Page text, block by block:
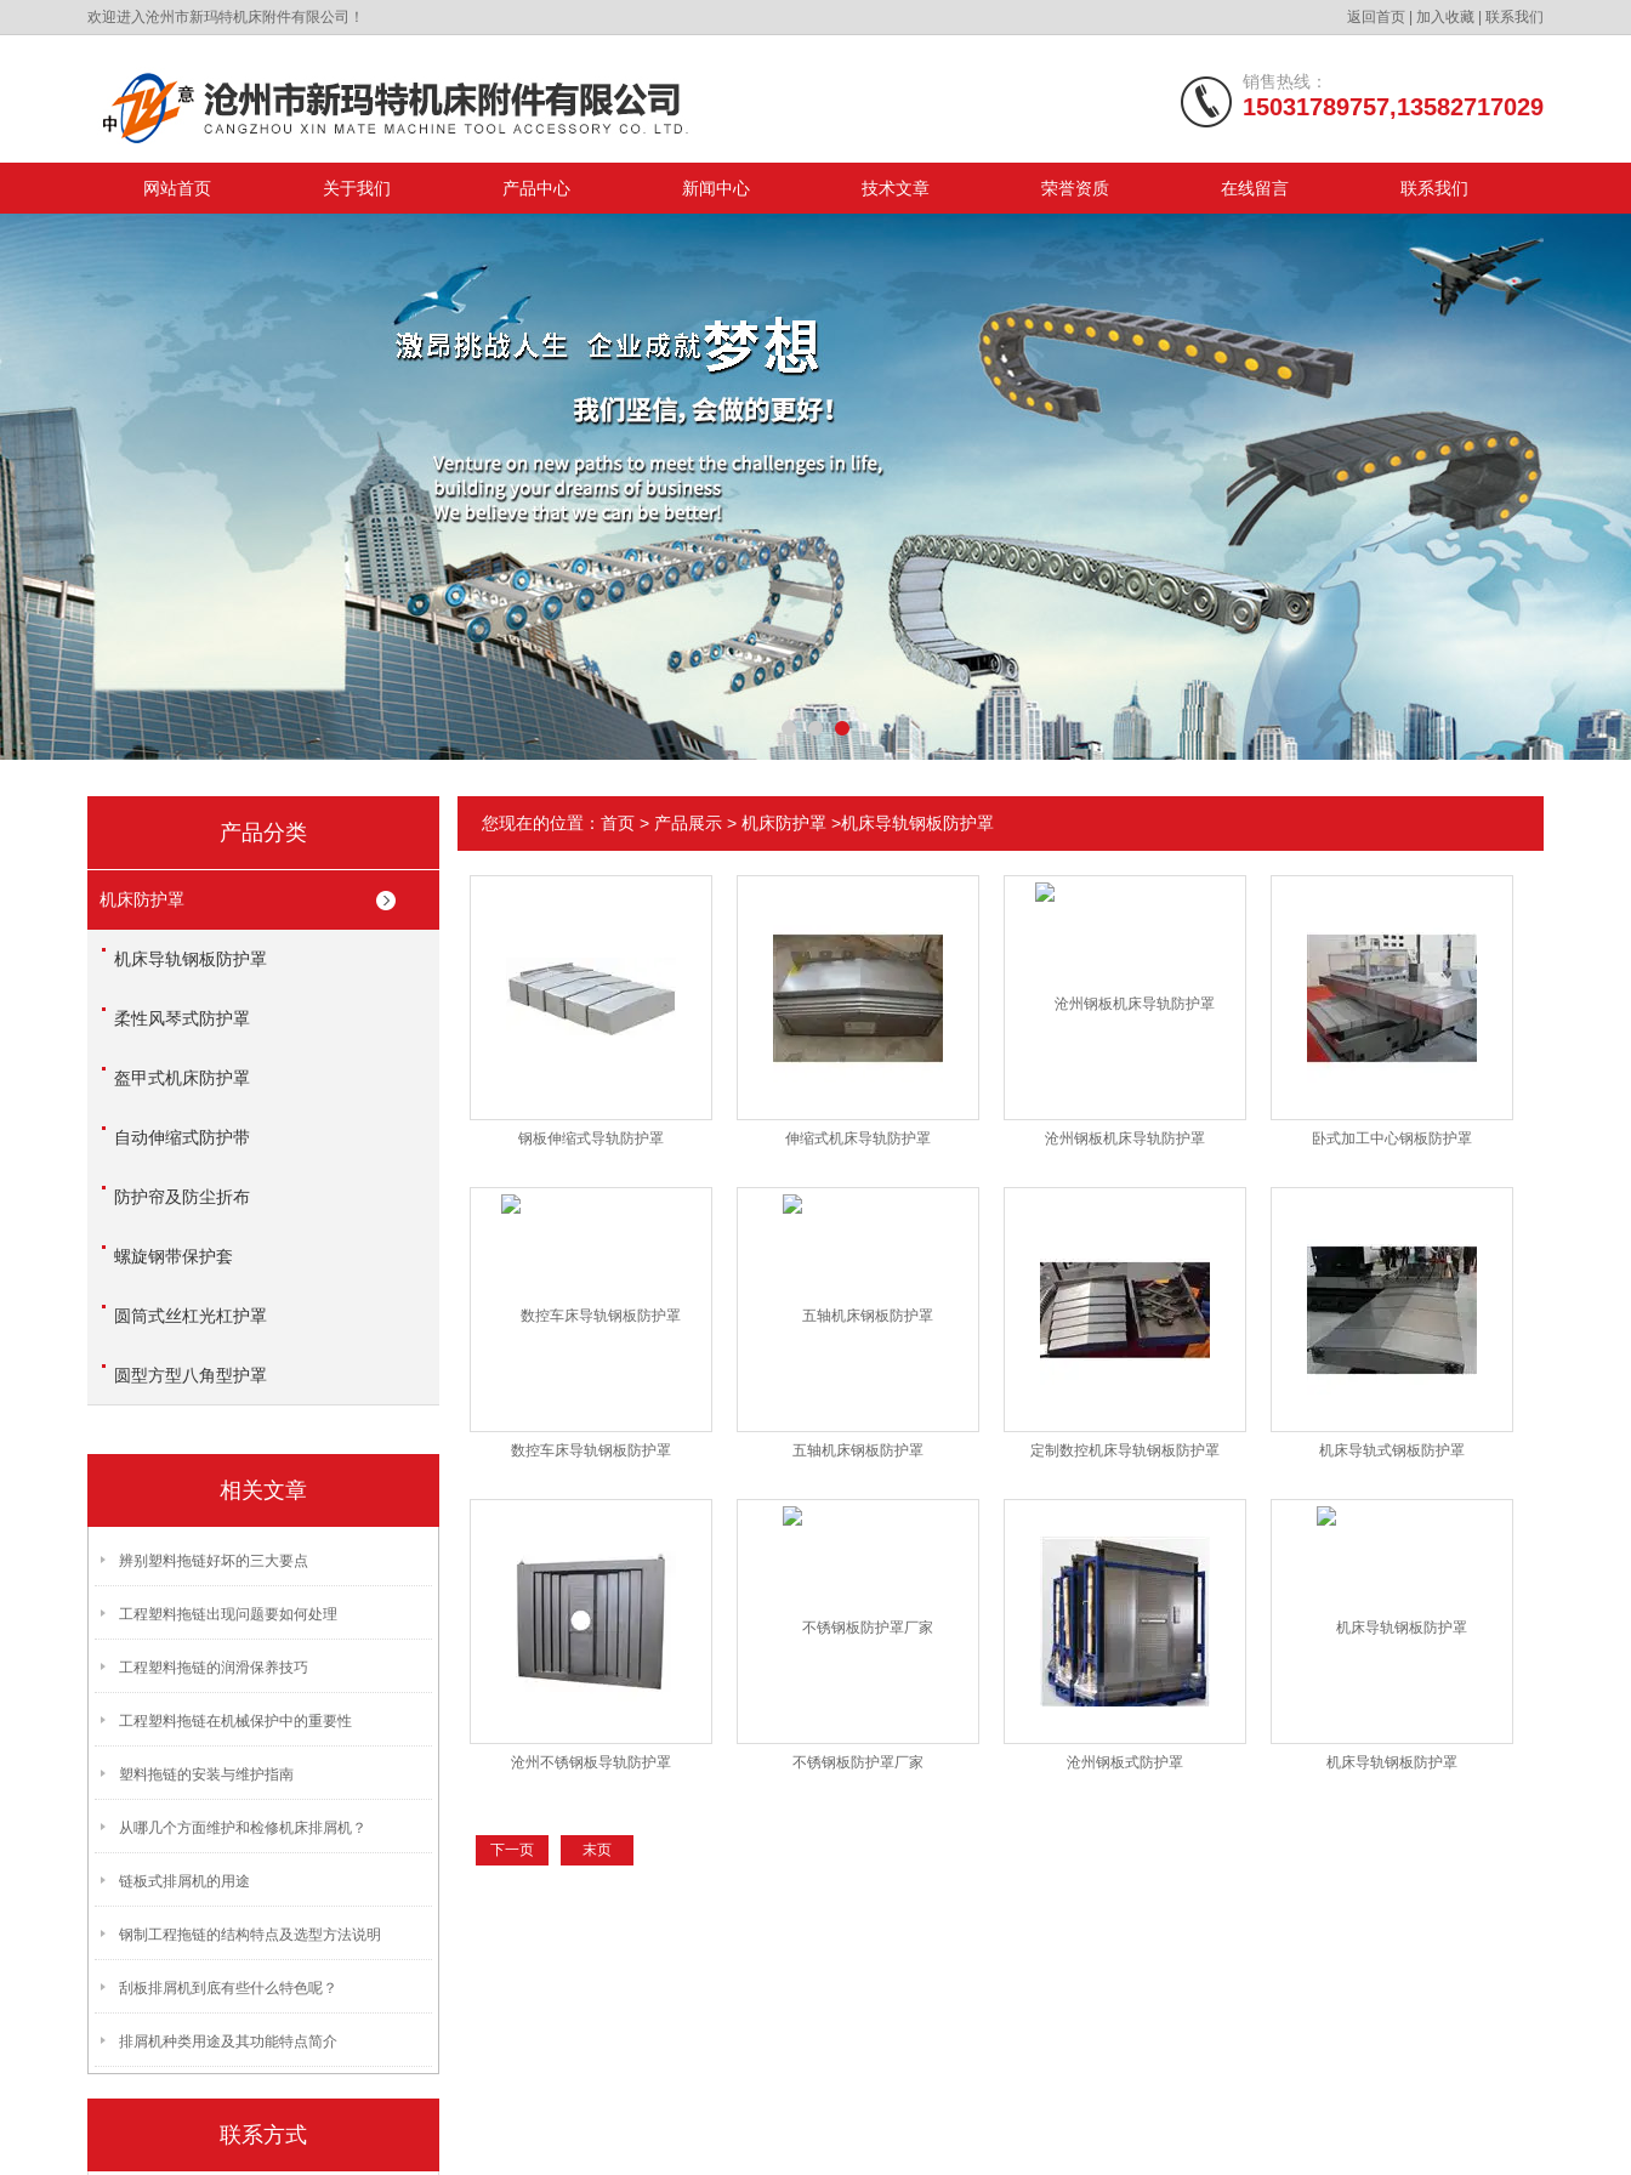
欢迎进入沧州市新玛特机床附件有限公司！ 返回首页 加入收藏 联系我们
销售热线：
15031789757,13582717029
网站首页 关于我们 产品中心 新闻中心 技术文章 荣誉资质 在线留言 联系我们
产品分类
机床防护罩
机床导轨钢板防护罩
柔性风琴式防护罩
盔甲式机床防护罩
自动伸缩式防护带
防护帘及防尘折布
螺旋钢带保护套
圆筒式丝杠光杠护罩
圆型方型八角型护罩
相关文章
辨别塑料拖链好坏的三大要点
工程塑料拖链出现问题要如何处理
工程塑料拖链的润滑保养技巧
工程塑料拖链在机械保护中的重要性
塑料拖链的安装与维护指南
从哪几个方面维护和检修机床排屑机？
链板式排屑机的用途
钢制工程拖链的结构特点及选型方法说明
刮板排屑机到底有些什么特色呢？
排屑机种类用途及其功能特点简介
联系方式
您现在的位置： 首页 > 产品展示 > 机床防护罩 >机床导轨钢板防护罩
钢板伸缩式导轨防护罩 伸缩式机床导轨防护罩 沧州钢板机床导轨防护罩 卧式加工中心钢板防护罩
数控车床导轨钢板防护罩 五轴机床钢板防护罩 定制数控机床导轨钢板防护罩 机床导轨式钢板防护罩
沧州不锈钢板导轨防护罩 不锈钢板防护罩厂家 沧州钢板式防护罩 机床导轨钢板防护罩
下一页 末页